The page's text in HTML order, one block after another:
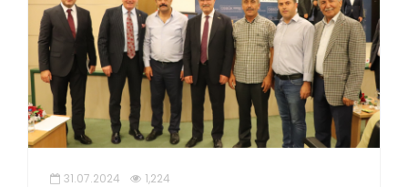
31.07.2024 1,224